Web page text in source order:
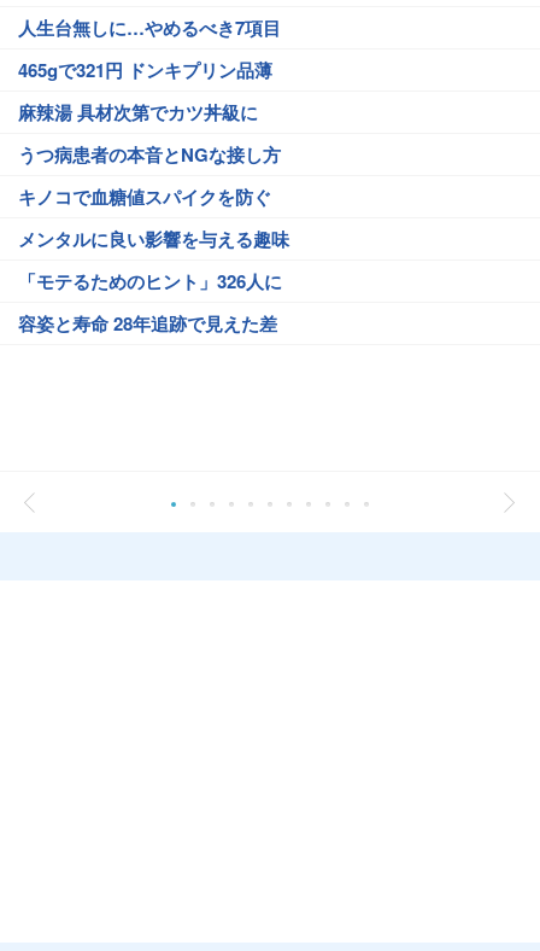
人生台無しに…やめるべき7項目
465gで321円 ドンキプリン品薄
麻辣湯 具材次第でカツ丼級に
うつ病患者の本音とNGな接し方
キノコで血糖値スパイクを防ぐ
メンタルに良い影響を与える趣味
「モテるためのヒント」326人に
容姿と寿命 28年追跡で見えた差